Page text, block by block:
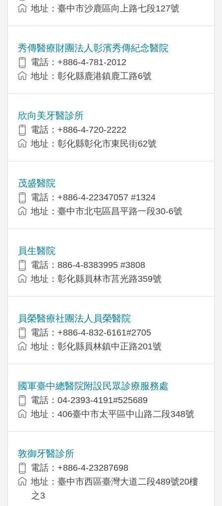
地址：臺中市沙鹿區向上路七段127號
秀傳醫療財團法人彰濱秀傳紀念醫院
電話：+886-4-781-2012
地址：彰化縣鹿港鎮鹿工路6號
欣向美牙醫診所
電話：+886-4-720-2222
地址：彰化縣彰化市東民街62號
茂盛醫院
電話：+886-4-22347057 #1324
地址：臺中市北屯區昌平路一段30-6號
員生醫院
電話：886-4-8383995 #3808
地址：彰化縣員林市莒光路359號
員榮醫療社團法人員榮醫院
電話：+886-4-832-6161#2705
地址：彰化縣員林鎮中正路201號
國軍臺中總醫院附設民眾診療服務處
電話：04-2393-4191#525689
地址：406臺中市太平區中山路二段348號
敦御牙醫診所
電話：+886-4-23287698
地址：臺中市西區臺灣大道二段489號20樓
之3